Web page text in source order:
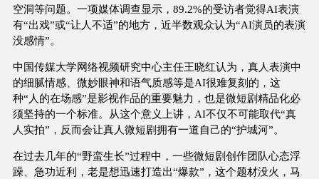
空洞等问题。一项媒体调查显示，89.2%的受访者觉得AI表演
有“出戏”或“让人不适”的地方，近半数观众认为“AI演员的表演
没感情”。
中国传媒大学网络视频研究中心主任王晓红认为，真人表演中
的细腻情感、微妙眼神和语气质感等是AI很难复刻的，这
种“人的在场感”是影视作品的重要魅力，也是微短剧精品化必
须坚持的一个标准。从这个意义上讲，AI不仅不可能取代“真
人实拍”，反而会让真人微短剧拥有一道自己的“护城河”。
在过去几年的“野蛮生长”过程中，一些微短剧创作团队心态浮
躁、急功近利，老是想迅速打造出“爆款”，这个题材没火，马